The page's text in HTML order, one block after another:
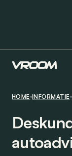
HOME INFORMATIE